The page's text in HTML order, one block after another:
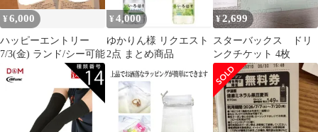
¥6,000
ハッピーエントリー
7/3(金) ランド/シー可能
¥ 4,000
ゆかりん様 リクエスト
2点 まとめ商品
¥2,699
スターバックス ドリ
ンクチケット 4枚